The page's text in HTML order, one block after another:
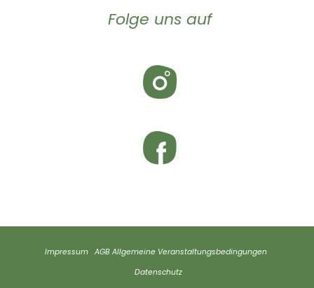
Folge uns auf
Impressum AGB Allgemeine Veranstaltungsbedingungen
Datenschutz